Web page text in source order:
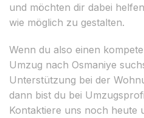
und möchten dir dabei
wie möglich zu gestalten.
Wenn du also einen
Umzug nach Osmaniye
Unterstützung bei der
dann bist du bei
Kontaktiere uns noch heute